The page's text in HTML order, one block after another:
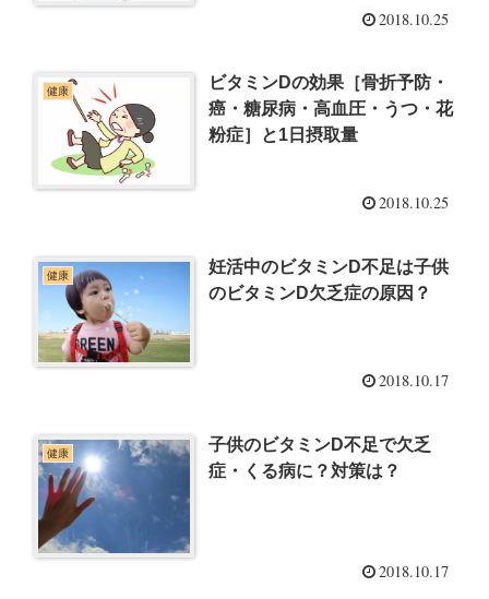
2018.10.25
健康
ビタミンDの効果［骨折予防・
癌・糖尿病・高血圧・うつ・花
粉症］と1日摂取量
2018.10.25
健康
妊活中のビタミンD不足は子供
のビタミンD欠乏症の原因？
2018.10.17
健康
子供のビタミンD不足で欠乏
症・くる病に？対策は？
2018.10.17